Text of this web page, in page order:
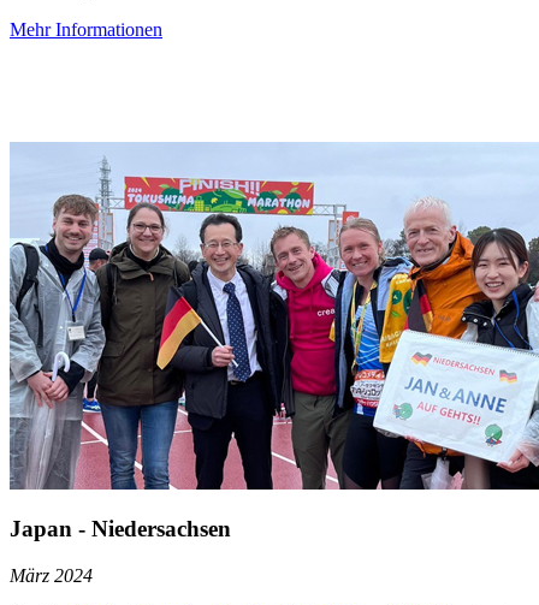
Mehr Informationen
Japan - Niedersachsen
März 2024